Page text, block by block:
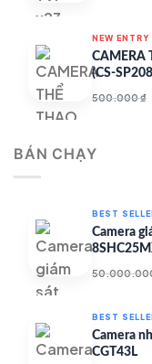
NEW ENTRY
CAMERA
(CS-
500.000₫
BÁN CHẠY
BEST
Camera
BEST
Camera
CGT43L